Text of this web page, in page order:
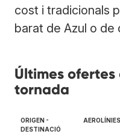
cost i tradicionals
barat de Azul o de
Últimes
tornada
ORIGEN -
DESTINACIÓ
AEROLÍNIES